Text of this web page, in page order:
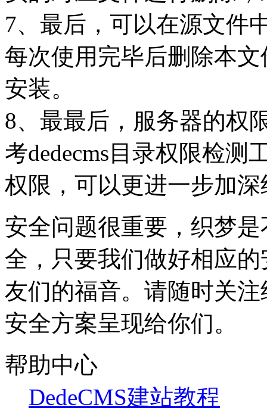
7、最后，可以在源文件
每次使用完毕后删除本
安装。
8、最最后，服务器的权
考dedecms目录权限检
权限，可以更进一步加
安全问题很重要，织梦
全，只要我们做好相应
友们的福音。请随时关
安全方案呈现给你们。
帮助中心
DedeCMS建站教程